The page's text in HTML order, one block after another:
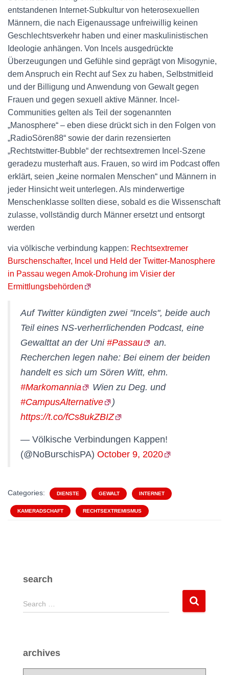
entstandenen Internet-Subkultur von heterosexuellen
Männern, die nach Eigenaussage unfreiwillig keinen
Geschlechtsverkehr haben und einer maskulinistischen
Ideologie anhängen. Von Incels ausgedrückte
Überzeugungen und Gefühle sind geprägt von Misogynie,
dem Anspruch ein Recht auf Sex zu haben, Selbstmitleid
und der Billigung und Anwendung von Gewalt gegen
Frauen und gegen sexuell aktive Männer. Incel-
Communities gelten als Teil der sogenannten
„Manosphere“ – eben diese drückt sich in den Folgen von
„RadioSören88“ sowie der darin rezensierten
„Rechtstwitter-Bubble“ der rechtsextremen Incel-Szene
geradezu musterhaft aus. Frauen, so wird im Podcast offen
erklärt, seien „keine normalen Menschen“ und Männern in
jeder Hinsicht weit unterlegen. Als minderwertige
Menschenklasse sollten diese, sobald es die Wissenschaft
zulasse, vollständig durch Männer ersetzt und entsorgt
werden
via völkische verbindung kappen: Rechtsextremer
Burschenschafter, Incel und Held der Twitter-Manosphere
in Passau wegen Amok-Drohung im Visier der
Ermittlungsbehörden
Auf Twitter kündigten zwei "Incels", beide auch
Teil eines NS-verherrlichenden Podcast, eine
Gewalttat an der Uni #Passau
an.
Recherchen legen nahe: Bei einem der beiden
handelt es sich um Sören Witt, ehm.
#Markomannia
Wien zu Deg. und
#CampusAlternative
)
https://t.co/fCs8ukZBIZ
— Völkische Verbindungen Kappen!
(@NoBurschisPA) October 9, 2020
Categories: DIENSTE GEWALT INTERNET
KAMERADSCHAFT RECHTSEXTREMISMUS
search
S
e
h
f
Search …
archives